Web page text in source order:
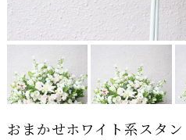
おまかせホワイト系ス